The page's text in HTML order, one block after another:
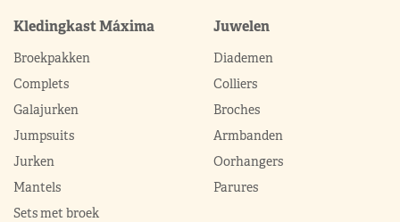
Kledingkast Máxima
Broekpakken
Complets
Galajurken
Jumpsuits
Jurken
Mantels
Sets met broek
Juwelen
Diademen
Colliers
Broches
Armbanden
Oorhangers
Parures